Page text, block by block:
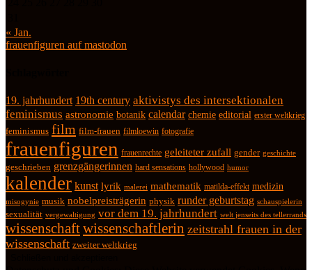
« Jan.
frauenfiguren auf mastodon
19. jahrhundert 19th century aktivistys des intersektionalen
feminismus astronomie botanik calendar chemie editorial erster weltkrieg
feminismus film film-frauen filmloewin fotografie
frauenfiguren frauenrechte geleiteter zufall gender geschichte
geschrieben grenzgängerinnen hard sensations hollywood humor
kalender kunst lyrik malerei mathematik matilda-effekt medizin
misogynie musik nobelpreisträgerin physik runder geburtstag schauspielerin
sexualität vergewaltigung vor dem 19. jahrhundert welt jenseits des tellerrands
wissenschaftwissenschaftlerin zeitstrahl frauen in der
wissenschaft zweiter weltkrieg